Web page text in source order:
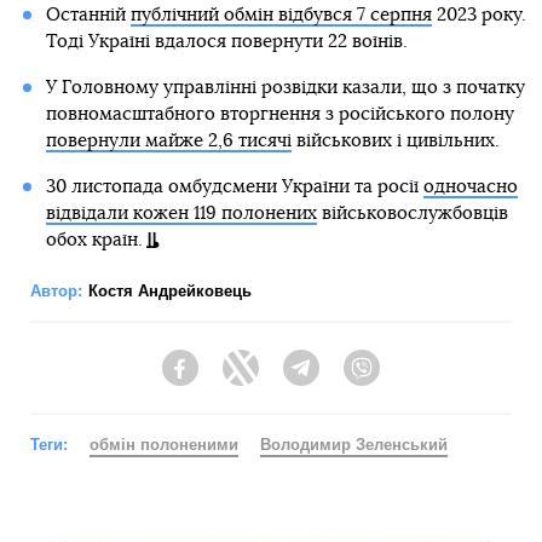
Останній публічний обмін відбувся 7 серпня2023 року.
Тоді Україні вдалося повернути 22 воїнів.
У Головному управлінні розвідки казали, що з початку
повномасштабного вторгнення з російського полону
повернули майже 2,6 тисячі військових і цивільних.
30 листопада омбудсмени України та росії одночасно
відвідали кожен 119 полоненихвійськовослужбовців
обох країн.
Автор: Костя Андрейковець
FacebookTwitter Telegram
Теги: обмін полоненими Володимир Зеленський